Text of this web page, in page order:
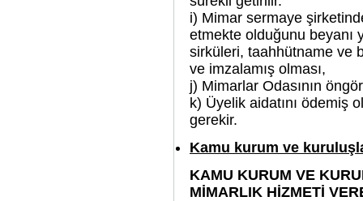
i) Mimar sermaye
etmekte olduğunu beyanı
sirküleri, taahhütname ve
ve imzalamış olması,
j) Mimarlar Odasının
k) Üyelik aidatını ödemiş
gerekir.
Kamu kurum ve
KAMU KURUM VE
MİMARLIK HİZMETİ